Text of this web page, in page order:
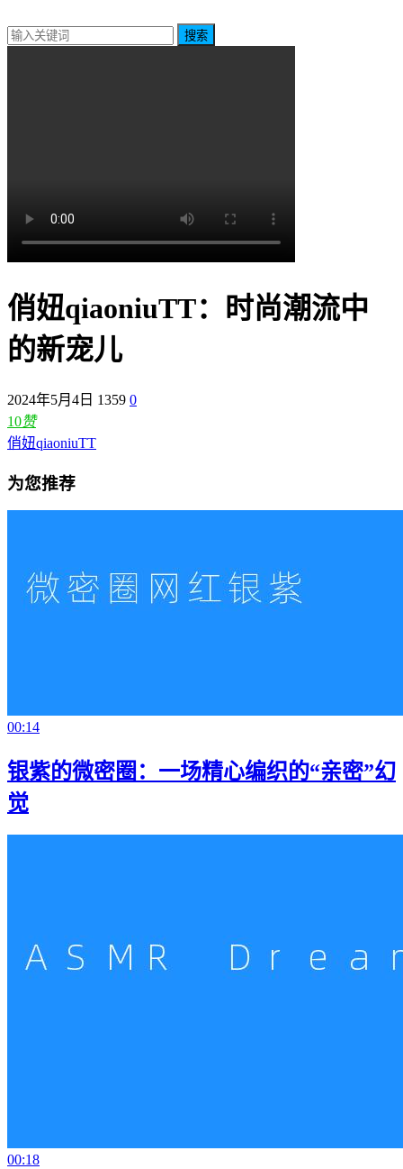
搜索
俏妞qiaoniuTT：时尚潮流中
的新宠儿
2024年5月4日 1359 0
10赞
俏妞qiaoniuTT
为您推荐
00:14
银紫的微密圈：一场精心编织的“亲密”幻
觉
00:18